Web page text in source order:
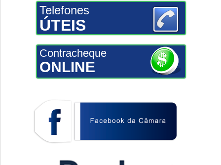
Telefones
ÚTEIS
Contracheque
ONLINE